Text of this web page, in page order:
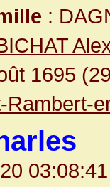
:
1695
Rambert-
03:08:41